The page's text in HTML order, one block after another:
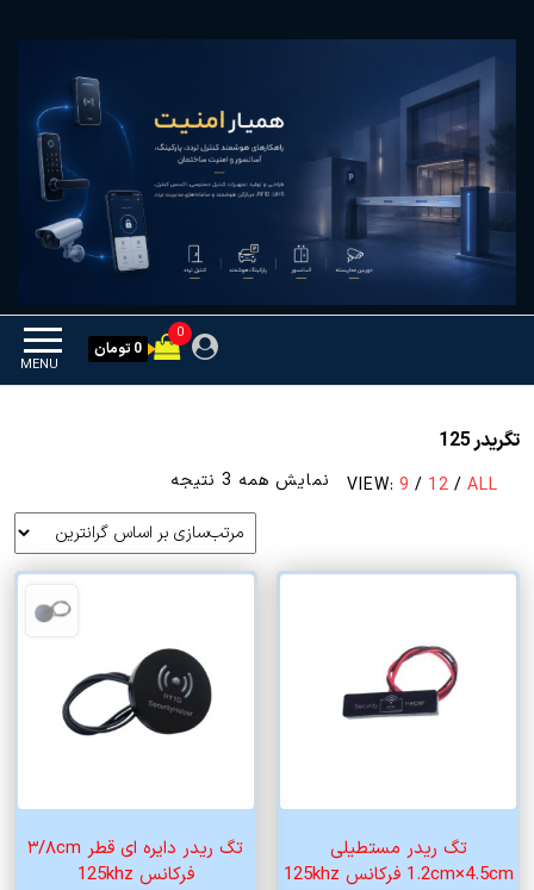
همیار امنیت
MENU
0
0 تومان
تگریدر 125
VIEW: 9 / 12 / ALL نمایش همه 3 نتیجه
بر
اساس
قیمت:
کم
تگ ریدر مستطیلی
1.2cm×4.5cm فرکانس 125khz
تگ ریدر دایره ای قطر ۳/۸cm
فرکانس 125khz